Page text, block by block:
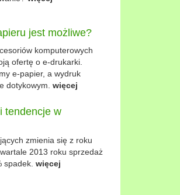
jest możliwe?
komputerowych
ofertę o e-drukarki.
e-papier, a wydruk
dotykowym. więcej
tendencje w
zmienia się z roku
2013 roku sprzedaż
spadek. więcej